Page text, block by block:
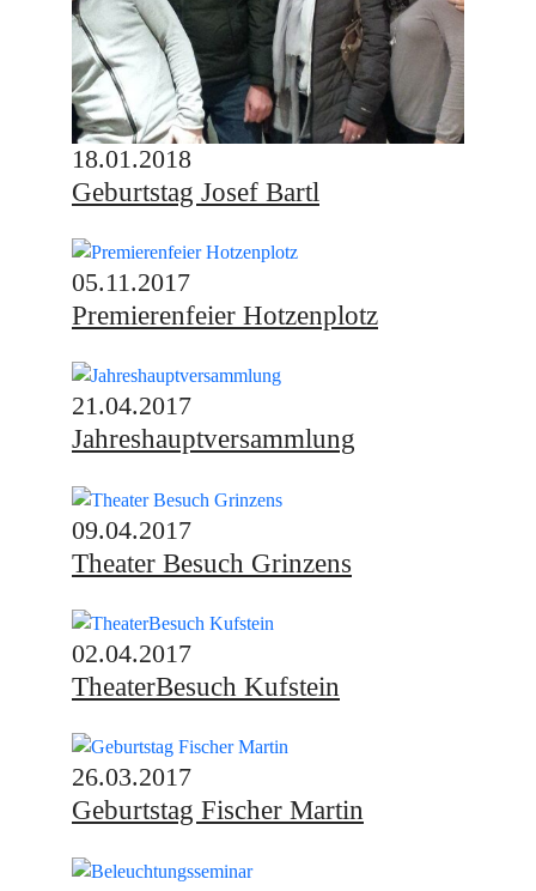
18.01.2018
Geburtstag Josef Bartl
05.11.2017
Premierenfeier Hotzenplotz
21.04.2017
Jahreshauptversammlung
09.04.2017
Theater Besuch Grinzens
02.04.2017
TheaterBesuch Kufstein
26.03.2017
Geburtstag Fischer Martin